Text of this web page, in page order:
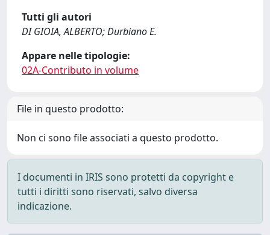
Tutti gli autori
DI GIOIA, ALBERTO; Durbiano E.
Appare nelle tipologie:
02A-Contributo in volume
File in questo prodotto:
Non ci sono file associati a questo prodotto.
I documenti in IRIS sono protetti da copyright e
tutti i diritti sono riservati, salvo diversa
indicazione.